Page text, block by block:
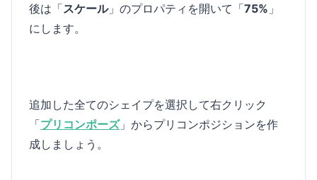
後は「スケール」のプロパティを開いて「75% 」
にします。
追加した全てのシェイプを選択して右クリック
「プリコンポーズ」からプリコンポジションを作
成しましょう。